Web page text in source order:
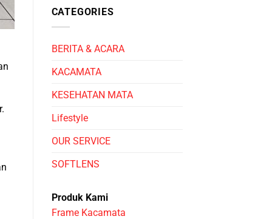
CATEGORIES
BERITA & ACARA
KACAMATA
KESEHATAN MATA
Lifestyle
OUR SERVICE
SOFTLENS
Produk Kami
Frame Kacamata